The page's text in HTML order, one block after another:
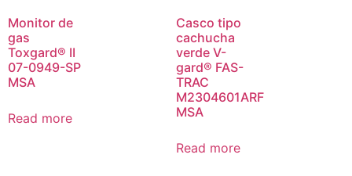
Monitor de
gas
Toxgard® II
07-0949-SP
MSA
Read more
Casco tipo
cachucha
verde V-
gard® FAS-
TRAC
M2304601ARF
MSA
Read more